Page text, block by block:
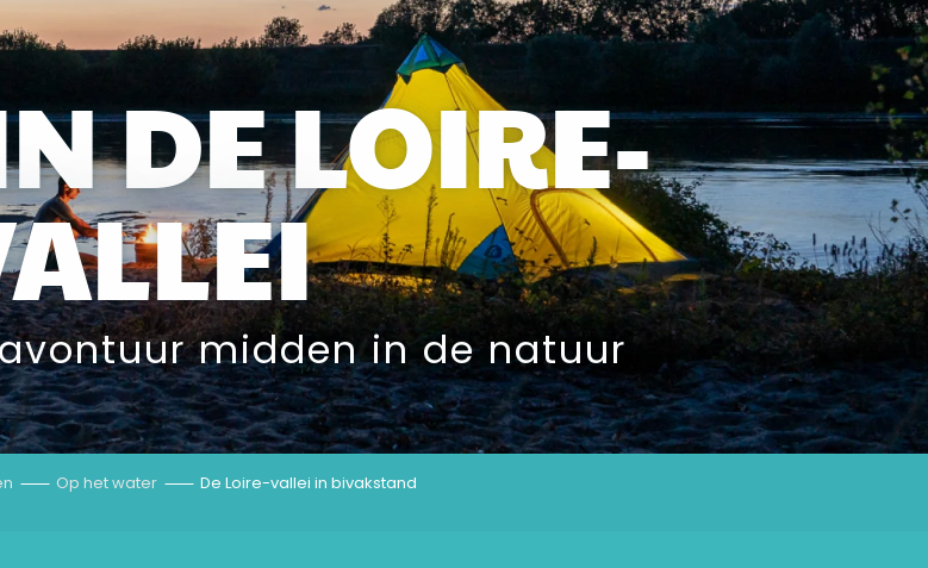
DE LOIRE-
midden in de natuur
Op het water De Loire-vallei in bivakstand